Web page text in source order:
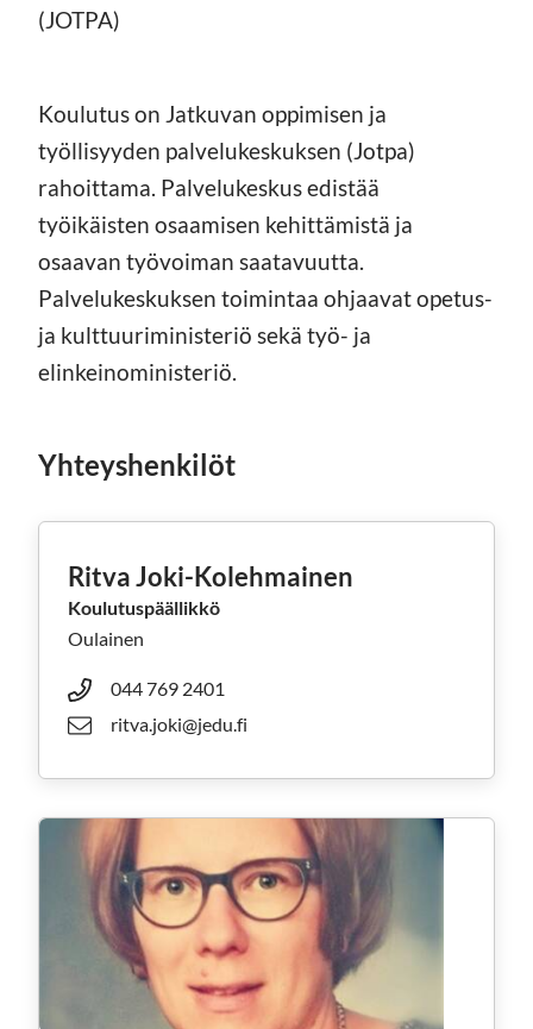
(JOTPA)
Koulutus on Jatkuvan oppimisen ja
työllisyyden palvelukeskuksen (Jotpa)
rahoittama. Palvelukeskus edistää
työikäisten osaamisen kehittämistä ja
osaavan työvoiman saatavuutta.
Palvelukeskuksen toimintaa ohjaavat opetus-
ja kulttuuriministeriö sekä työ- ja
elinkeinoministeriö.
Yhteyshenkilöt
Ritva Joki-Kolehmainen
Koulutuspäällikkö
Oulainen
044 769 2401
ritva.joki@jedu.fi